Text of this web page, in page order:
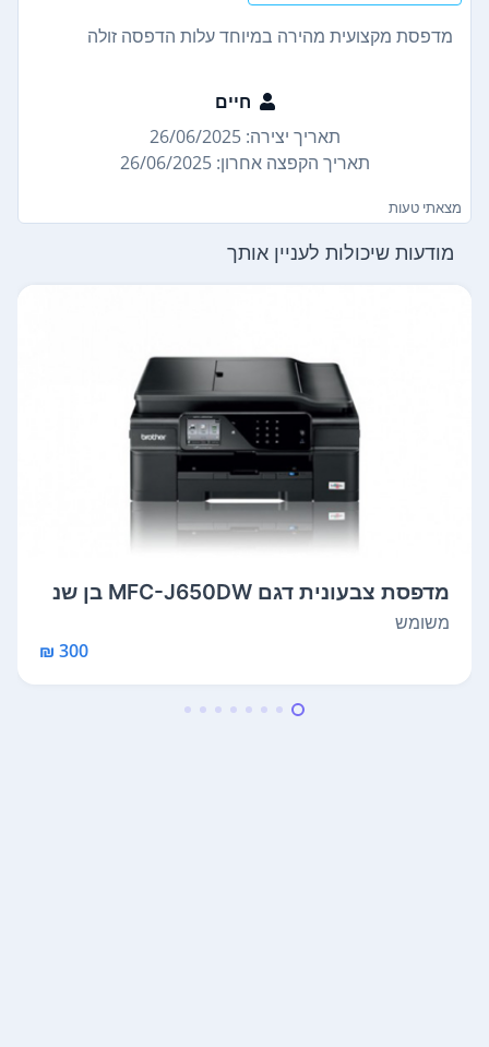
מדפסת מקצועית מהירה במיוחד עלות הדפסה זולה
חיים
תאריך יצירה: 26/06/2025
תאריך הקפצה אחרון: 26/06/2025
מצאתי טעות
מודעות שיכולות לעניין אותך
מדפסת צבעונית דגם MFC-J650DW בן שנ
תיים ...
משומש
300 ₪